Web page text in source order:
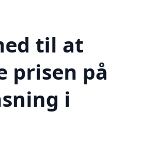
til at
prisen på
i